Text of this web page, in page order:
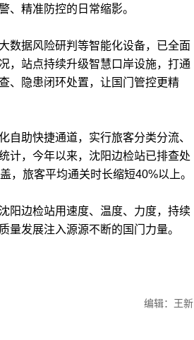
、精准防控的日常缩影。
据风险研判等智能化设备，已全面
，站点持续升级智慧口岸设施，打通
、隐患闭环处置，让国门管控更精
助快捷通道，实行旅客分类分流、
计，今年以来，沈阳边检站已排查处
，旅客平均通关时长缩短40%以上。
边检站用速度、温度、力度，持续
量发展注入源源不断的国门力量。
编辑：王新